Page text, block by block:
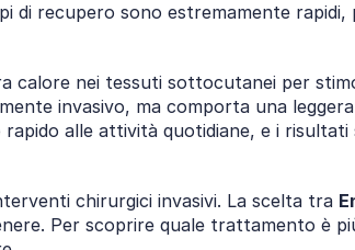
di recupero sono estremamente rapidi,
calore nei tessuti sottocutanei per
invasivo, ma comporta una leggera
alle attività quotidiane, e i risultati
chirurgici invasivi. La scelta tra
Per scoprire quale trattamento è